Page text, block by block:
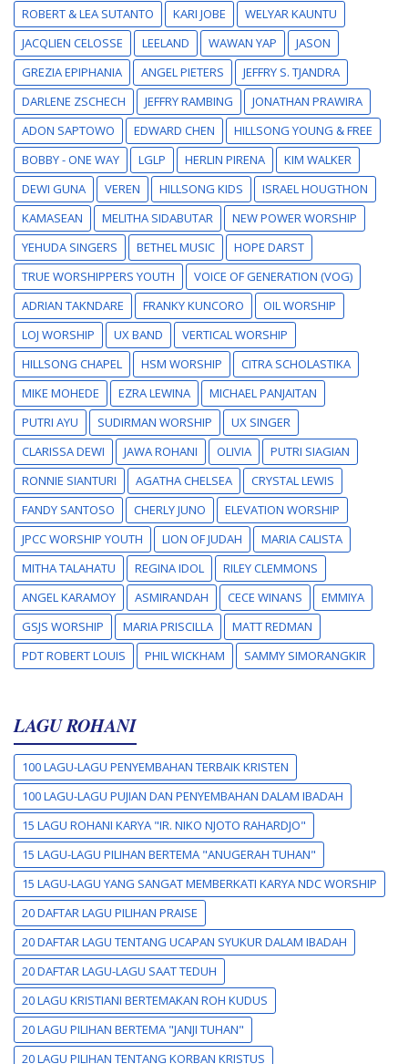
ROBERT & LEA SUTANTO
KARI JOBE
WELYAR KAUNTU
JACQLIEN CELOSSE
LEELAND WAWAN YAP
JASON
GREZIA EPIPHANIA
ANGEL PIETERS
JEFFRY S. TJANDRA
DARLENE ZSCHECH
JEFFRY RAMBING
JONATHAN PRAWIRA
ADON SAPTOWO
EDWARD CHEN
HILLSONG YOUNG & FREE
BOBBY - ONE WAY
LGLP HERLIN PIRENA
KIM WALKER
DEWI GUNA
VEREN HILLSONG KIDS
ISRAEL HOUGTHON
KAMASEAN
MELITHA SIDABUTAR
NEW POWER WORSHIP
YEHUDA SINGERS
BETHEL MUSIC
HOPE DARST
TRUE WORSHIPPERS YOUTH
VOICE OF GENERATION (VOG)
ADRIAN TAKNDARE
FRANKY KUNCORO
OIL WORSHIP
LOJ WORSHIP
UX BAND
VERTICAL WORSHIP
HILLSONG CHAPEL
HSM WORSHIP
CITRA SCHOLASTIKA
MIKE MOHEDE
EZRA LEWINA
MICHAEL PANJAITAN
PUTRI AYU
SUDIRMAN WORSHIP
UX SINGER
CLARISSA DEWI
JAWA ROHANI OLIVIA
PUTRI SIAGIAN
RONNIE SIANTURI
AGATHA CHELSEA
CRYSTAL LEWIS
FANDY SANTOSO
CHERLY JUNO
ELEVATION WORSHIP
JPCC WORSHIP YOUTH
LION OF JUDAH
MARIA CALISTA
MITHA TALAHATU
REGINA IDOL
RILEY CLEMMONS
ANGEL KARAMOY
ASMIRANDAH CECE WINANS
EMMIYA
GSJS WORSHIP
MARIA PRISCILLA
MATT REDMAN
PDT ROBERT LOUIS
PHIL WICKHAM SAMMY SIMORANGKIR
LAGU ROHANI
100 LAGU-LAGU PENYEMBAHAN TERBAIK KRISTEN
100 LAGU-LAGU PUJIAN DAN PENYEMBAHAN DALAM IBADAH
15 LAGU ROHANI KARYA "IR. NIKO NJOTO RAHARDJO"
15 LAGU-LAGU PILIHAN BERTEMA "ANUGERAH TUHAN"
15 LAGU-LAGU YANG SANGAT MEMBERKATI KARYA NDC WORSHIP
20 DAFTAR LAGU PILIHAN PRAISE
20 DAFTAR LAGU TENTANG UCAPAN SYUKUR DALAM IBADAH
20 DAFTAR LAGU-LAGU SAAT TEDUH
20 LAGU KRISTIANI BERTEMAKAN ROH KUDUS
20 LAGU PILIHAN BERTEMA "JANJI TUHAN"
20 LAGU PILIHAN TENTANG KORBAN KRISTUS